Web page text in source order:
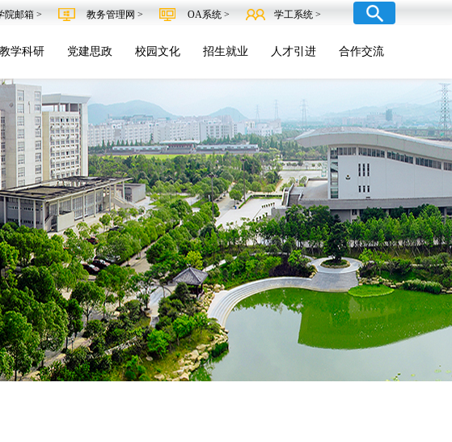
院邮箱 > 教务管理网 > OA系统 > 学工系统 >
教学科研 党建思政 校园文化 招生就业 人才引进 合作交流